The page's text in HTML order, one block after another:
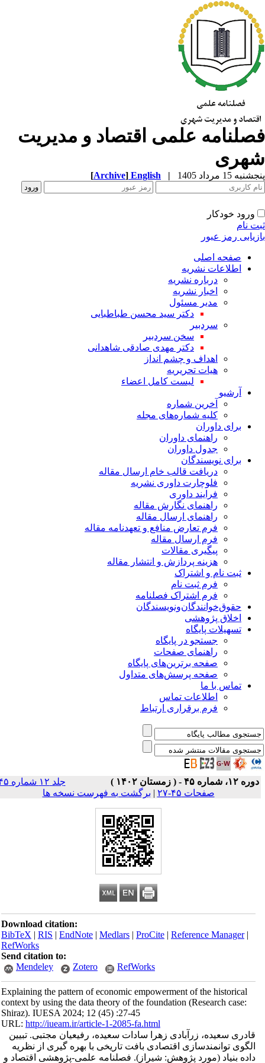
علمی اقتصاد و مدیریت
15 مرداد 1405 |
English
[Archive]
ورود خودکار
نام
رمز عبور
صفحه اصلی
اطلاعات نشریه
درباره نشریه
اخبار نشریه
مدیر مسئول
دکتر سید محسن طباطبایی
سردبیر
سخن سردبیر
دکتر مهدی صادقی شاهدانی
اهداف و چشم انداز
هیات تحریریه
لیست کامل اعضاء
آرشیو
آخرین شماره
کلیه شماره‌های مجله
برای داوران
راهنمای داوران
جدول داوران
برای نویسندگان
دریافت قالب خام ارسال مقاله
فلوچارت داوری نشریه
فرایند داوری
راهنمای نگارش مقاله
راهنمای ارسال مقاله
فرم تعارض منافع و تعهدنامه مقاله
فرم ارسال مقاله
پیگیری مقالات
هزینه پردازش و انتشار مقاله
ثبت نام و اشتراک
فرم ثبت نام
فرم اشتراک فصلنامه
حقوق‌خوانندگان‌و‌نویسندگان
اخلاق پژوهشی
تسهیلات پایگاه
جستجو در پایگاه
راهنمای صفحات
صفحه برترین‌های پایگاه
صفحه پرسش‌های متداول
تماس با ما
اطلاعات تماس
فرم برقراری ارتباط
۱۲، شماره ۴۵ - ( زمستان ۱۴۰۲ )
جلد ۱۲ شماره ۴۵
صفحات ۴۵-۲۷
|برگشت به فهرست نسخه ها
Download citation:
BibTeX|RIS|EndNote|Medlars|ProCite|Reference Manager
RefWorks
Send citation to:
Mendeley
Zotero RefWorks
Explaining the pattern of economic empowerment of the historical
context by using the data theory of the foundation (Research case:
Shiraz). IUESA 2024; 12 (45) :27-45
URL:http://iueam.ir/article-1-2085-fa.html
قادری سعیده، زرآبادی زهرا سادات سعیده، رفیعیان مجتبی. تبیین
الگوی توانمندسازی اقتصادی بافت تاریخی با بهره گیری از نظریه
داده بنیاد (مورد پژوهش: شیراز). فصلنامه علمی-پژوهشی اقتصاد و